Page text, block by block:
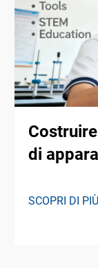
di
SCOPRI DI PIÙ